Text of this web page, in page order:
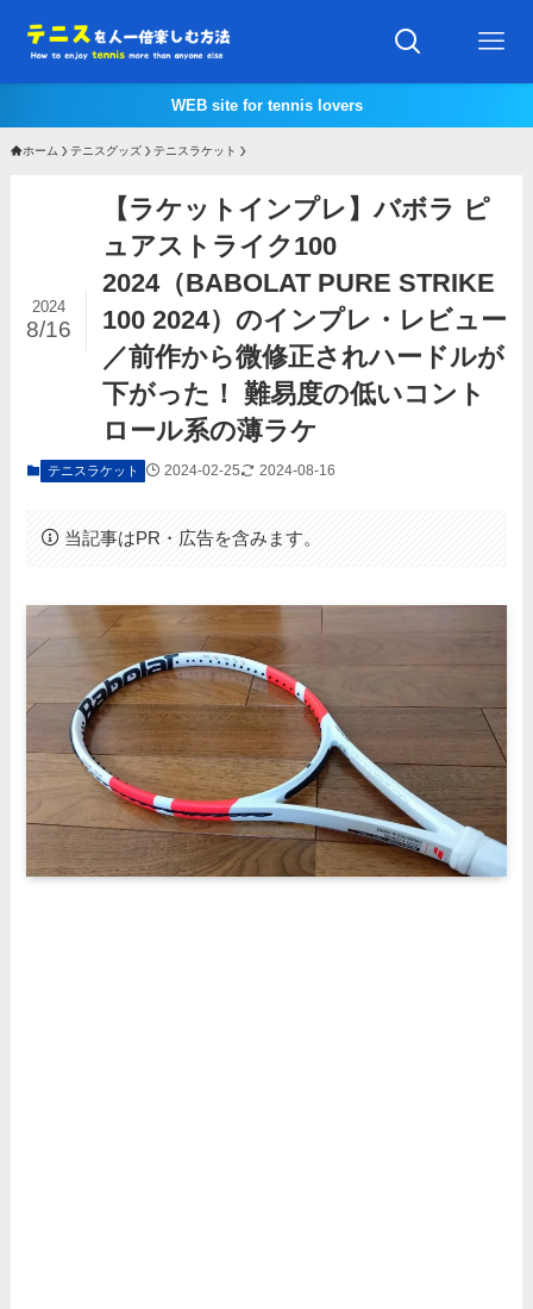
WEB site for tennis lovers
ホーム テニスグッズ テニスラケット
【ラケットインプレ】バボラ ピ
ュアストライク100
2024（BABOLAT PURE STRIKE
100 2024）のインプレ・レビュー
／前作から微修正されハードルが
下がった！ 難易度の低いコント
ロール系の薄ラケ
2024
8/16
テニスラケット 2024-02-25 2024-08-16
当記事はPR・広告を含みます。